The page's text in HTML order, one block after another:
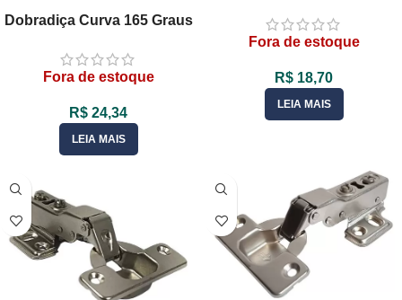
Dobradiça Curva 165 Graus
Móveis
Fora de estoque
R$ 24,34
LEIA MAIS
Armário
Fora de estoque
R$ 18,70
LEIA MAIS